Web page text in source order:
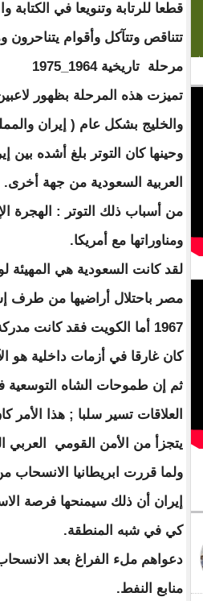
قطعا للرتابة وتنويعا في
تتناقص وتتآكل وأقوام
مرحلة تاريخية 1964_1975
تميزت هذه المرحلة بظهور
والخليج بشكل عام ( إيران
وحينها كان التوتر بلغ أشده بين
العربية السعودية من جهة أخرى.
من أسباب ذلك التوتر : الهجرة
ومناوراتها مع أمريكا.
لقد كانت السعودية هي المهيئة
مصر باحتلال أراضيها من طرف
1967 أما الكويت فقد كانت
كان غارقا في أزمات داخلية هو
ثم إن طموحات الشاه
العلاقات تسير سلبا ; هذا الأمر
يتجزأ من الأمن القومي العربي
ولما قررت ابريطانيا
إيران أن ذلك سيمنحها فرصة
كي في شبه المنطقة.
دعواهم ملء الفراغ بعد
منابع النفط.